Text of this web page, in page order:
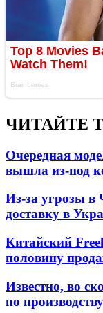
ЧИТАЙТЕ
Очередная
вышла из-под
Из-за угрозы в
доставку в
Китайский
половину
Известно, во
по